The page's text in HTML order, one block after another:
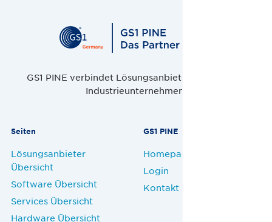
GS1 PINE verbindet Lösungsanbieter, Handel und
Industrieunternehmen.
Seiten
Lösungsanbieter
Übersicht
Software Übersicht
Services Übersicht
Hardware Übersicht
GS1 PINE
Homepage
Login
Kontakt